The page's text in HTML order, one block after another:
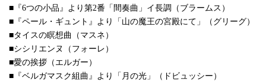
■『6つの小品』より第2番「間奏曲」イ長調（ブラームス）
■『ペール・ギュント』より「山の魔王の宮殿にて」（グリーグ）
■タイスの瞑想曲（マスネ）
■シシリエンヌ（フォーレ）
■愛の挨拶（エルガー）
■『ベルガマスク組曲』より「月の光」（ドビュッシー）